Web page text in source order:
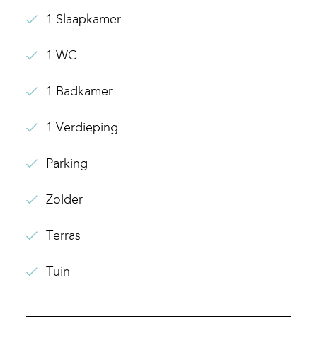
1 Slaapkamer
1 WC
1 Badkamer
1 Verdieping
Parking
Zolder
Terras
Tuin